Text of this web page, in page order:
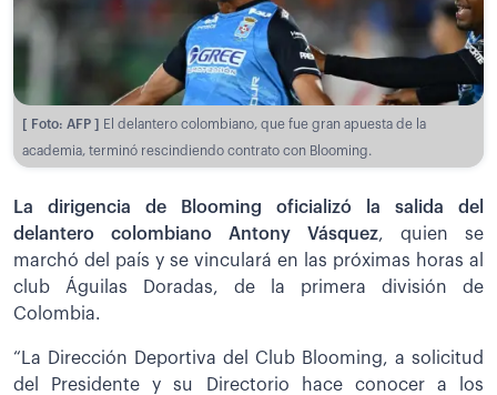
[ Foto: AFP ]
El delantero colombiano, que fue gran apuesta de la
academia, terminó rescindiendo contrato con Blooming.
La dirigencia de Blooming
oficializó la salida del
delantero colombiano Antony Vásquez, quien se
marchó del país y se vinculará en las próximas horas al
club Águilas Doradas, de la primera división de
Colombia.
“La Dirección Deportiva del Club Blooming, a solicitud
del Presidente y su Directorio hace conocer a los